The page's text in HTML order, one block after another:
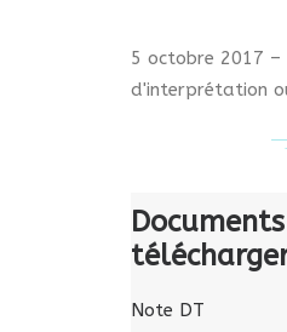
5 octobre 2017 –
d'interprétation
Note DT